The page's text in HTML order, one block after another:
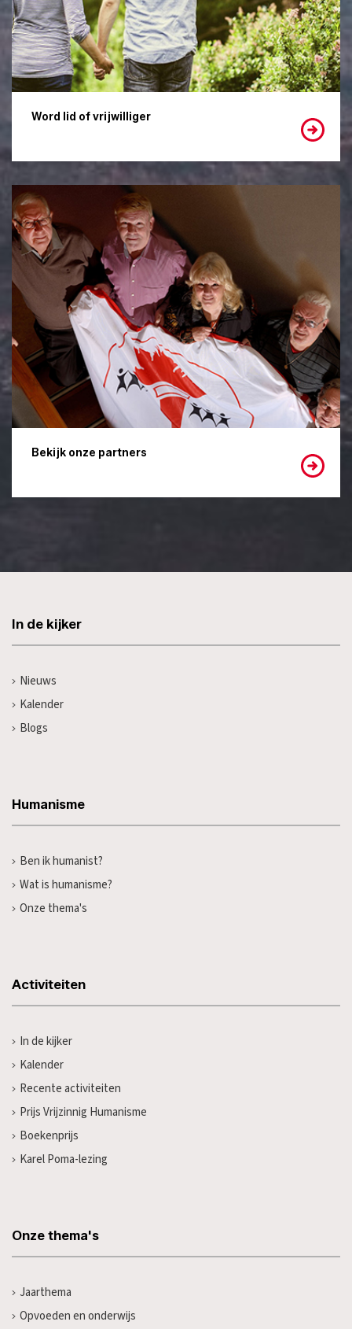
Word lid of vrijwilliger
Bekijk onze partners
In de kijker
Nieuws
Kalender
Blogs
Humanisme
Ben ik humanist?
Wat is humanisme?
Onze thema's
Activiteiten
In de kijker
Kalender
Recente activiteiten
Prijs Vrijzinnig Humanisme
Boekenprijs
Karel Poma-lezing
Onze thema's
Jaarthema
Opvoeden en onderwijs